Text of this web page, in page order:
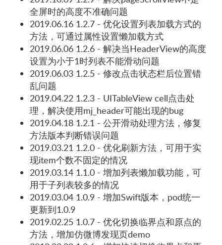
全屏时的高度不准确问题
2019.06.16 1.2.7 - 优化设置列表加载方式的
方法，可通过属性设置懒加载方式
2019.06.06 1.2.6 - 解决当HeaderView的高度
设置为小于1时列表不能滑动问题
2019.06.03 1.2.5 - 修改点击状态栏后位置错
乱问题
2019.04.22 1.2.3 - UITableView cell点击处
理，解决使用mj_header可能出现的bug
2019.04.18 1.2.1 - 公开滑动处理方法，修复
方法版本判断错误问题
2019.03.21 1.2.0 - 优化刷新方法，可用于实
现item个数不固定的情况
2019.03.14 1.1.0 - 增加列表懒加载功能，可
用于子列表较多的情况
2019.03.04 1.0.9 - 增加Swift版本，pod统一
更新到1.0.9
2019.02.25 1.0.7 - 优化切换临界点和原点的
方法，增加仿微博发现页demo